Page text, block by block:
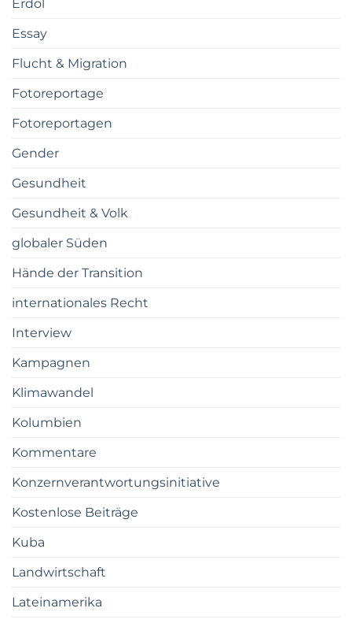
Erdöl
Essay
Flucht & Migration
Fotoreportage
Fotoreportagen
Gender
Gesundheit
Gesundheit & Volk
globaler Süden
Hände der Transition
internationales Recht
Interview
Kampagnen
Klimawandel
Kolumbien
Kommentare
Konzernverantwortungsinitiative
Kostenlose Beiträge
Kuba
Landwirtschaft
Lateinamerika